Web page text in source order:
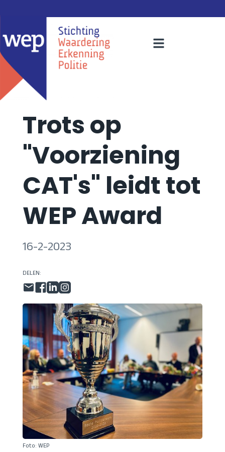
Trots op
"Voorziening
CAT's" leidt tot
WEP Award
16-2-2023
DELEN:
Foto: WEP